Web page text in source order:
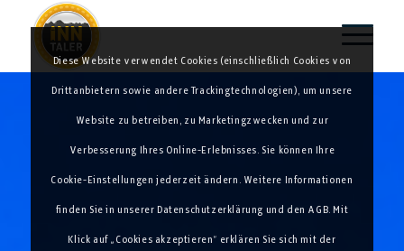
Diese Website verwendet Cookies (einschließlich Cookies von
Drittanbietern sowie andere Trackingtechnologien), um unsere
Website zu betreiben, zu Marketingzwecken und zur
Verbesserung Ihres Online-Erlebnisses. Sie können Ihre
Cookie-Einstellungen jederzeit ändern. Weitere Informationen
finden Sie in unserer Datenschutzerklärung und den AGB. Mit
Klick auf „Cookies akzeptieren“ erklären Sie sich mit der